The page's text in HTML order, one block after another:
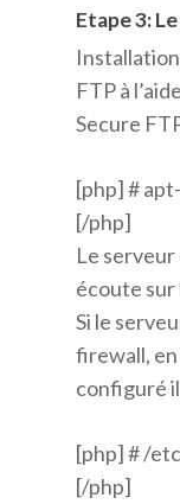
Etape 3:
FTP à
Secure
[php] #
[/php]
Le
écoute sur
Si le
firewall,
configuré
[php] # /
[/php]